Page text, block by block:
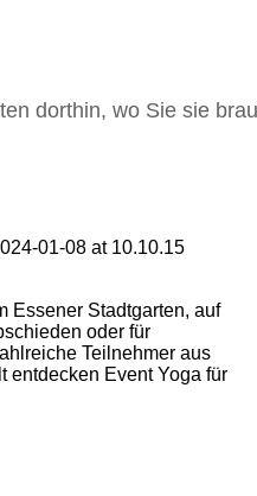
dorthin, wo Sie sie
Essener Stadtgarten, auf
oder für
Teilnehmer aus
entdecken Event Yoga für